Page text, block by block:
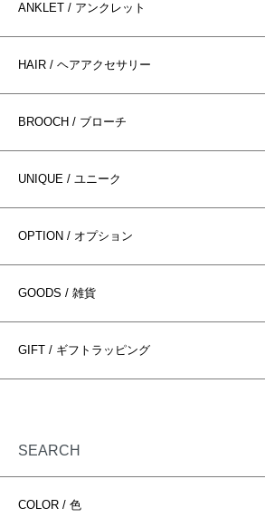
ANKLET / アンクレット
HAIR / ヘアアクセサリー
BROOCH / ブローチ
UNIQUE / ユニーク
OPTION / オプション
GOODS / 雑貨
GIFT / ギフトラッピング
SEARCH
COLOR / 色